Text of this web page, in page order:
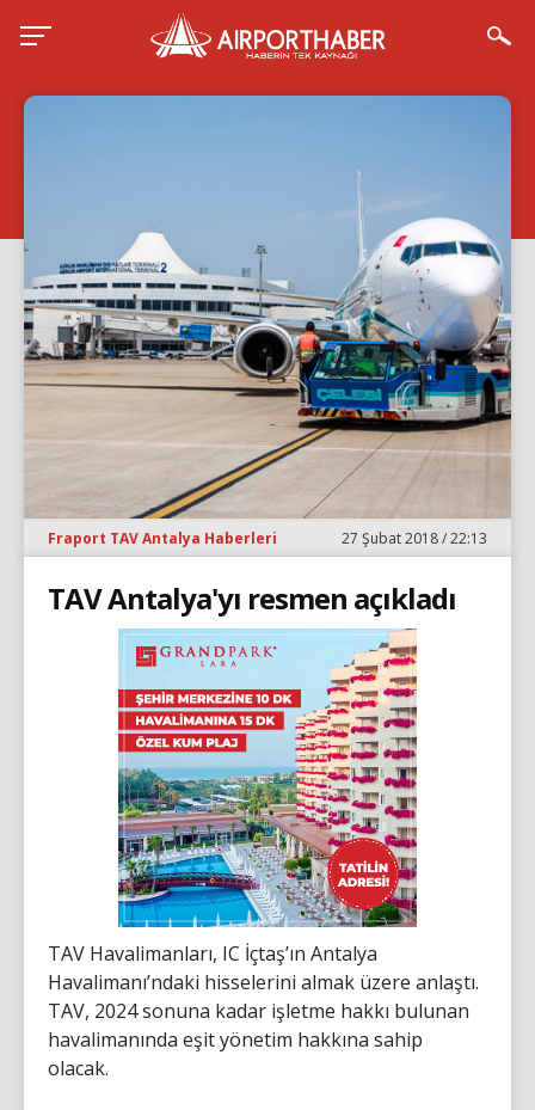
Fraport TAV Antalya Haberleri 27 Şubat 2018 / 22:13
TAV Antalya'yı resmen açıkladı
TAV Havalimanları, IC İçtaş’ın Antalya
Havalimanı’ndaki hisselerini almak üzere anlaştı.
TAV, 2024 sonuna kadar işletme hakkı bulunan
havalimanında eşit yönetim hakkına sahip
olacak.